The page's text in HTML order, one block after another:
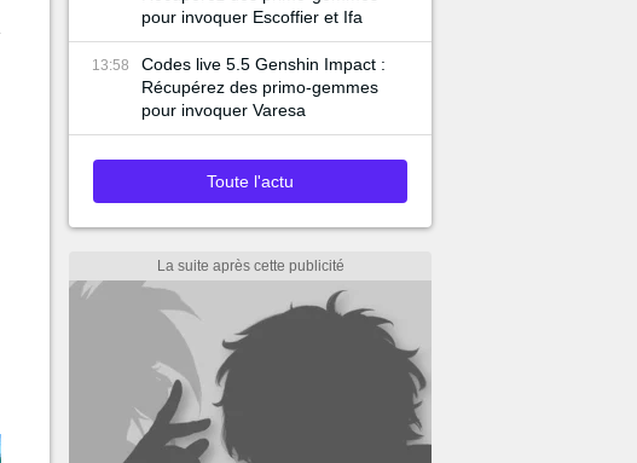
pour invoquer Escoffier et Ifa
13:58
Codes live 5.5 Genshin Impact :
Récupérez des primo-gemmes
pour invoquer Varesa
Toute l'actu